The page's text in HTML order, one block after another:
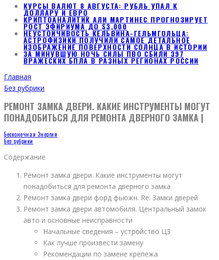
КУРСЫ ВАЛЮТ 8 АВГУСТА: РУБЛЬ УПАЛ К
ДОЛЛАРУ И ЕВРО
КРИПТОАНАЛИТИК АЛИ МАРТИНЕС ПРОГНОЗИРУЕТ
РОСТ ЭФИРИУМА ДО $3,000
НЕУСТОЙЧИВОСТЬ КЕЛЬВИНА-ГЕЛЬМГОЛЬЦА:
АСТРОФИЗИКИ ПОЛУЧИЛИ САМОЕ ДЕТАЛЬНОЕ
ИЗОБРАЖЕНИЕ ПОВЕРХНОСТИ СОЛНЦА В ИСТОРИИ
ЗА МИНУВШУЮ НОЧЬ СИЛЫ ПВО СБИЛИ 397
ВРАЖЕСКИХ БПЛА В РАЗНЫХ РЕГИОНАХ РОССИИ
Главная
Без рубрики
РЕМОНТ ЗАМКА ДВЕРИ. КАКИЕ ИНСТРУМЕНТЫ МОГУТ
ПОНАДОБИТЬСЯ ДЛЯ РЕМОНТА ДВЕРНОГО ЗАМКА |
Бесконечная Энергия
Без рубрики
Содержание
Ремонт замка двери. Какие инструменты могут
понадобиться для ремонта дверного замка
Ремонт замка двери форд фьюжн. Re: Замки дверей
Ремонт замка двери автомобиля. Центральный замок
авто и основные неисправности
Начальные сведения – устройство ЦЗ
Как лучше произвести замену
Рекомендации по замене крепежа